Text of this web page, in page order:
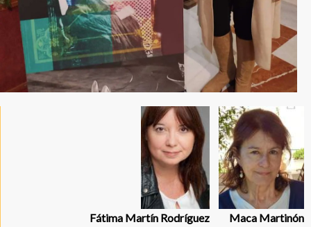
Fátima Martín Rodríguez Maca Martinón